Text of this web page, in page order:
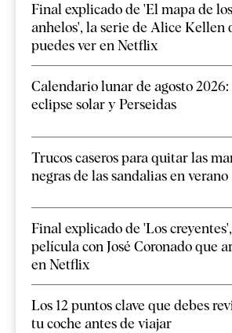
Final explicado de 'El mapa de los
anhelos', la serie de Alice Kellen
puedes ver en Netflix
Calendario lunar de agosto 2026:
eclipse solar y Perseidas
Trucos caseros para quitar las
negras de las sandalias en verano
Final explicado de 'Los
película con José Coronado que
en Netflix
Los 12 puntos clave que debes
tu coche antes de viajar